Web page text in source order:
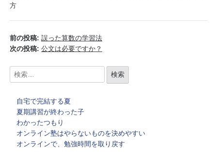
方
前の投稿: 誤った算数の学習法
次の投稿: 公文は必要ですか？
自宅で完結する夏
夏期講習が終わった子
わかったつもり
オンライン塾はやらないものを決めやすい
オンラインで、勉強時間を取り戻す